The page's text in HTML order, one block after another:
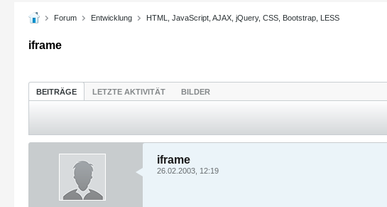
Forum Entwicklung HTML, JavaScript, AJAX, jQuery, CSS, Bootstrap, LESS
iframe
BEITRÄGE LETZTE AKTIVITÄT BILDER
iframe
26.02.2003, 12:19